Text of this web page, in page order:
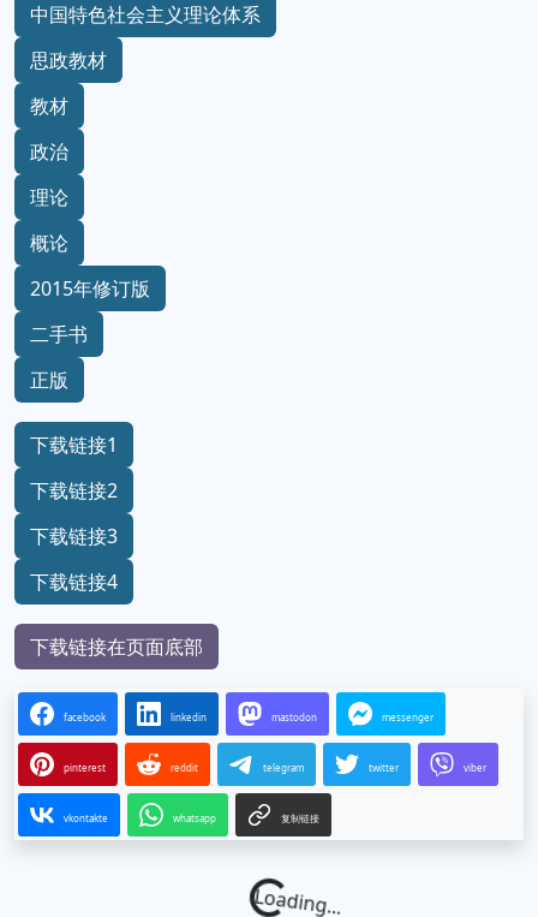
中国特色社会主义理论体系
思政教材
教材
政治
理论
概论
2015年修订版
二手书
正版
下载链接1
下载链接2
下载链接3
下载链接4
下载链接在页面底部
facebook linkedin mastodon messenger
pinterest reddit telegram twitter viber
vkontakte whatsapp 复制链接
Loading...